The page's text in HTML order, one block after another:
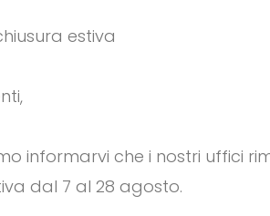
Taglie Guanti
estiva
informarvi che i nostri uffici
dal 7 al 28 agosto.